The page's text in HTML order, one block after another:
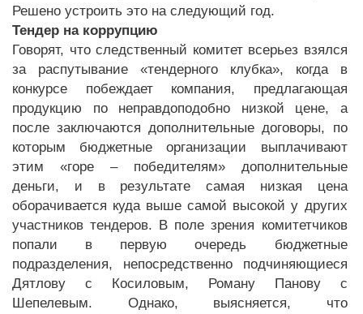
Решено устроить это на следующий год.
Тендер на коррупцию
Говорят, что следственный комитет всерьез взялся
за распутывание «тендерного клубка», когда в
конкурсе побеждает компания, предлагающая
продукцию по неправдоподобно низкой цене, а
после заключаются дополнительные договоры, по
которым бюджетные организации выплачивают
этим «горе – победителям» дополнительные
деньги, и в результате самая низкая цена
оборачивается куда выше самой высокой у других
участников тендеров. В поле зрения комитетчиков
попали в первую очередь бюджетные
подразделения, непосредственно подчиняющиеся
Дятлову с Косиловым, Роману Панову с
Шепелевым. Однако, выясняется, что